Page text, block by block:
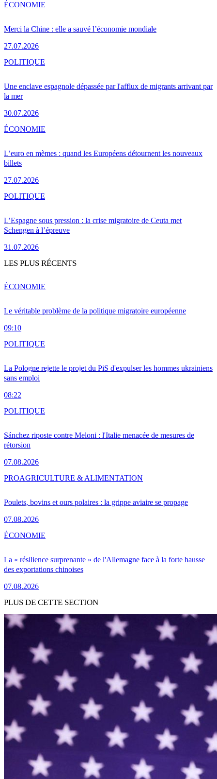
Merci la Chine : elle a sauvé l’économie mondiale
27.07.2026
ÉCONOMIE
Une enclave espagnole dépassée par l'afflux de migrants arrivant par
la mer
30.07.2026
POLITIQUE
L’euro en mèmes : quand les Européens détournent les nouveaux
billets
27.07.2026
ÉCONOMIE
L’Espagne sous pression : la crise migratoire de Ceuta met
Schengen à l’épreuve
31.07.2026
POLITIQUE
LES PLUS RÉCENTS
Le véritable problème de la politique migratoire européenne
09:10
ÉCONOMIE
La Pologne rejette le projet du PiS d'expulser les hommes ukrainiens
sans emploi
08:22
POLITIQUE
Sánchez riposte contre Meloni : l'Italie menacée de mesures de
rétorsion
07.08.2026
POLITIQUE
Poulets, bovins et ours polaires : la grippe aviaire se propage
07.08.2026
PROAGRICULTURE & ALIMENTATION
La « résilience surprenante » de l'Allemagne face à la forte hausse
des exportations chinoises
07.08.2026
ÉCONOMIE
PLUS DE CETTE SECTION